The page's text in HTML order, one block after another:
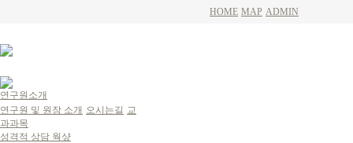
HOME MAP ADMIN
연구원소개
연구원 및 원장 소개 오시는길 교
과과목
성격적 상담 웍샾